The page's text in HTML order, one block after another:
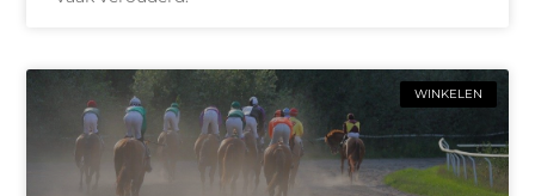
WINKELEN